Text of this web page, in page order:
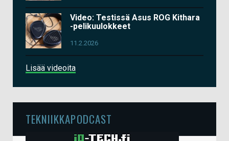
Video: Testissä Asus ROG Kithara
-pelikuulokkeet
11.2.2026
Lisää videoita
TEKNIIKKAPODCAST